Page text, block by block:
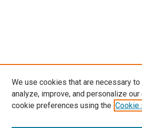
We use cookies that are necessary
analyze, improve, and personalize
cookie preferences using the Cookie